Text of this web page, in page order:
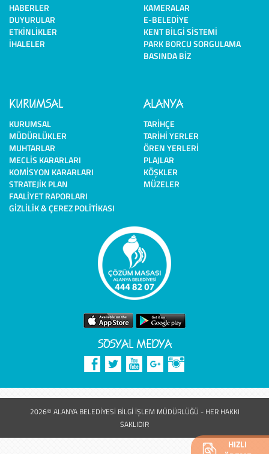
HIZLI
HABERLER
DUYURULAR
ETKINLIKLER
İHALELER
KAMERALAR
E-BELEDIYE
KENT BILGI SISTEMI
PARK BORCU SORGULAMA
BASINDA BIZ
KURUMSAL
KURUMSAL
MÜDÜRLÜKLER
MUHTARLAR
MECLIS KARARLARI
KOMISYON KARARLARI
STRATEJIK PLAN
FAALIYET RAPORLARI
GIZLILIK & ÇEREZ POLITIKASI
ALANYA
TARIHÇE
TARIHI YERLER
ÖREN YERLERI
PLAJLAR
KÖŞKLER
MÜZELER
SOSYAL MEDYA
2026© ALANYA BELEDİYESİ BİLGİ İŞLEM MÜDÜRLÜĞÜ - HER HAKKI
SAKLIDIR